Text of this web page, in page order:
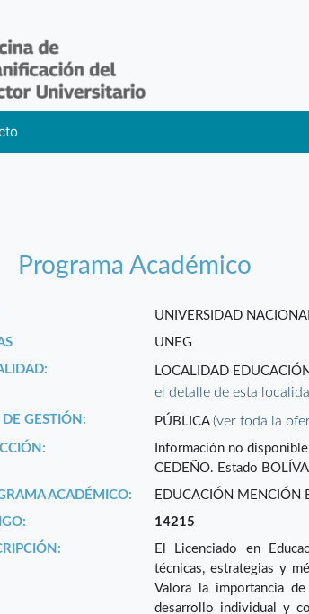
Programa Académico
UNIVERSIDAD
UNEG
LOCALIDAD
el detalle de esta
GESTIÓN: PÚBLICA(ver toda la
Información no
CEDEÑO. Estado
ACADÉMICO:
EDUCACIÓN MENCIÓN
14215
El Licenciado en
técnicas, estrategias y
Valora la importancia
desarrollo individual y